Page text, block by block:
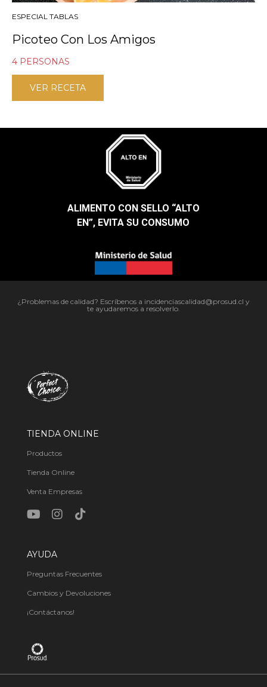
ESPECIAL TABLAS
Picoteo Con Los Amigos
4 PERSONAS
VER RECETA
ALIMENTO CON SELLO “ALTO
EN”, EVITA SU CONSUMO​
¿Problemas de calidad? Escríbenos a incidenciascalidad@prosud.cl y
te ayudaremos a resolverlo.
TIENDA ONLINE
Productos
Tienda Online
Venta Empresas
AYUDA
Preguntas Frecuentes
Cambios y Devoluciones
¡Contáctanos!